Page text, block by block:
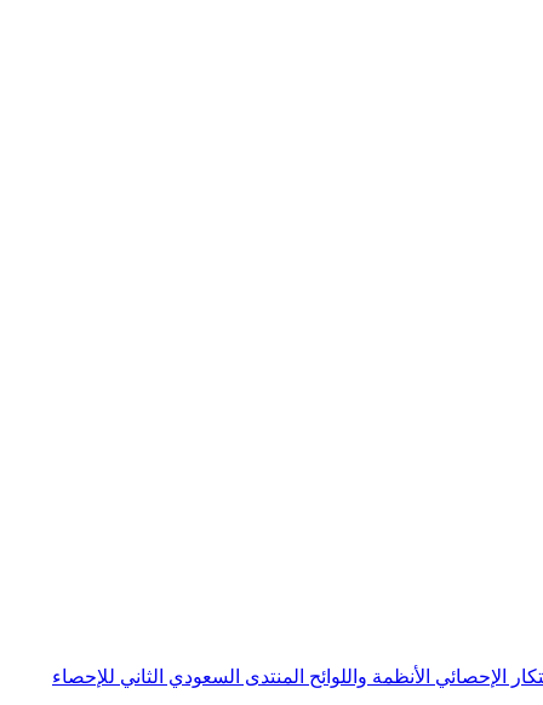
الإحصائي الأنظمة واللوائح المنتدى السعودي الثاني للإحصاء